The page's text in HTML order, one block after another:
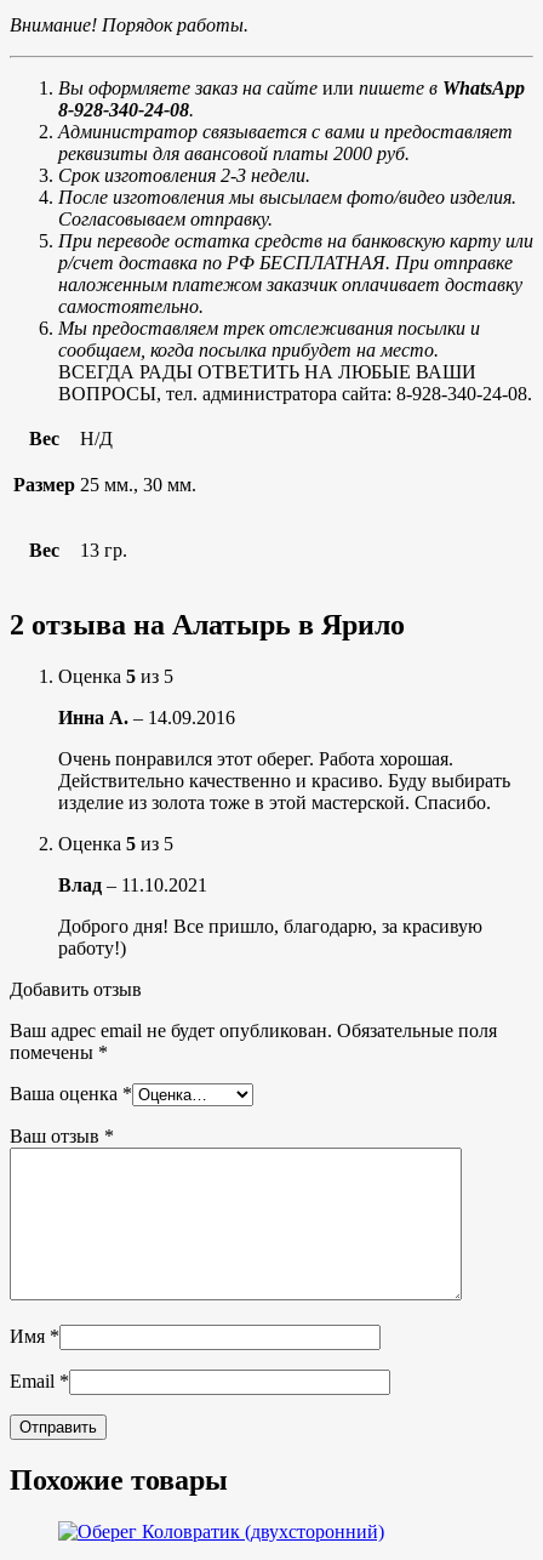
Внимание! Порядок работы.
Вы оформляете заказ на сайте или пишете в WhatsApp
8-928-340-24-08.
Администратор связывается с вами и предоставляет
реквизиты для авансовой платы 2000 руб.
Срок изготовления 2-3 недели.
После изготовления мы высылаем фото/видео изделия.
Согласовываем отправку.
При переводе остатка средств на банковскую карту или
р/счет доставка по РФ БЕСПЛАТНАЯ. При отправке
наложенным платежом заказчик оплачивает доставку
самостоятельно.
Мы предоставляем трек отслеживания посылки и
сообщаем, когда посылка прибудет на место.
ВСЕГДА РАДЫ ОТВЕТИТЬ НА ЛЮБЫЕ ВАШИ
ВОПРОСЫ, тел. администратора сайта: 8-928-340-24-08.
Вес Н/Д
Размер 25 мм., 30 мм.
Вес 13 гр.
2 отзыва на Алатырь в Ярило
Оценка 5 из 5
Инна А. – 14.09.2016
Очень понравился этот оберег. Работа хорошая.
Действительно качественно и красиво. Буду выбирать
изделие из золота тоже в этой мастерской. Спасибо.
Оценка 5 из 5
Влад – 11.10.2021
Доброго дня! Все пришло, благодарю, за красивую
работу!)
Добавить отзыв
Ваш адрес email не будет опубликован. Обязательные поля
помечены *
Ваша оценка *
Ваш отзыв *
Имя *
Email *
Похожие товары